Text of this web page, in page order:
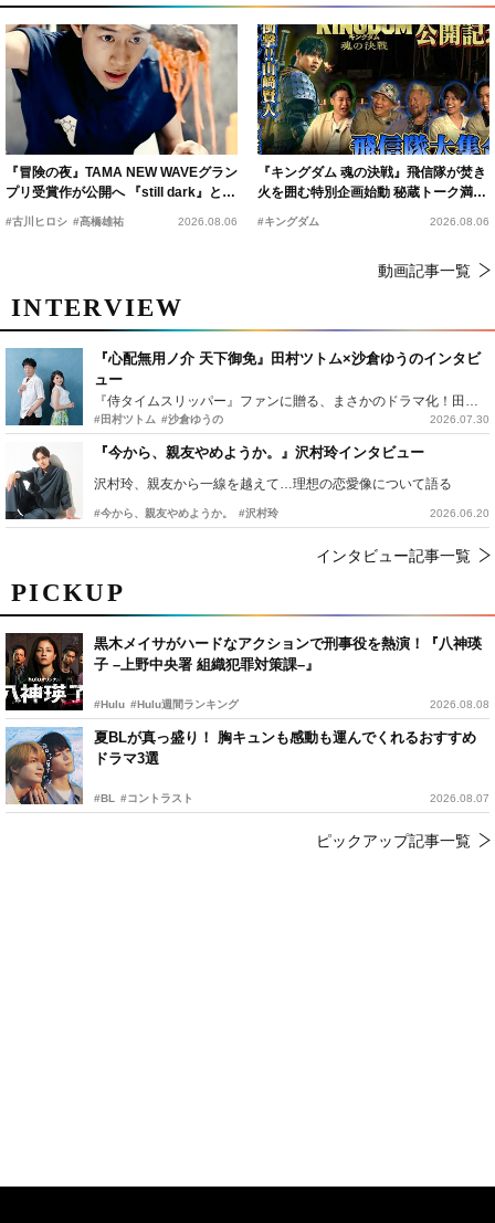
PICKUP
黒木メイサがハードなアクションで刑事役を熱演！『八神瑛
子 –上野中央署 組織犯罪対策課–』
#Hulu #Hulu週間ランキング 2026.08.08
夏BLが真っ盛り！ 胸キュンも感動も運んでくれるおすすめ
ドラマ3選
#BL #コントラスト 2026.08.07
ピックアップ記事一覧
『冒険の夜』TAMA NEW WAVEグラン
プリ受賞作が公開へ 『still dark』と同
時上映決定
#古川ヒロシ #髙橋雄祐 2026.08.06
『キングダム 魂の決戦』飛信隊が焚き
火を囲む特別企画始動 秘蔵トーク満載
の“キングダムキャンプ”開催
#キングダム 2026.08.06
動画記事一覧
INTERVIEW
『心配無用ノ介 天下御免』田村ツトム×沙倉ゆうのインタビ
ュー
#田村ツトム #沙倉ゆうの 2026.07.30
『今から、親友やめようか。』沢村玲インタビュー
沢村玲、親友から一線を越えて…理想の恋愛像について語る
#今から、親友やめようか。 #沢村玲 2026.06.20
インタビュー記事一覧